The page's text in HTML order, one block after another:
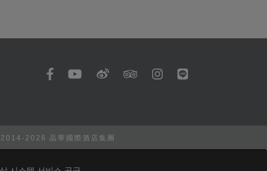
2026 晶華國際酒店集團